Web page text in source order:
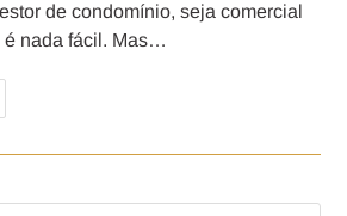
de condomínio, seja comercial
é nada fácil. Mas…